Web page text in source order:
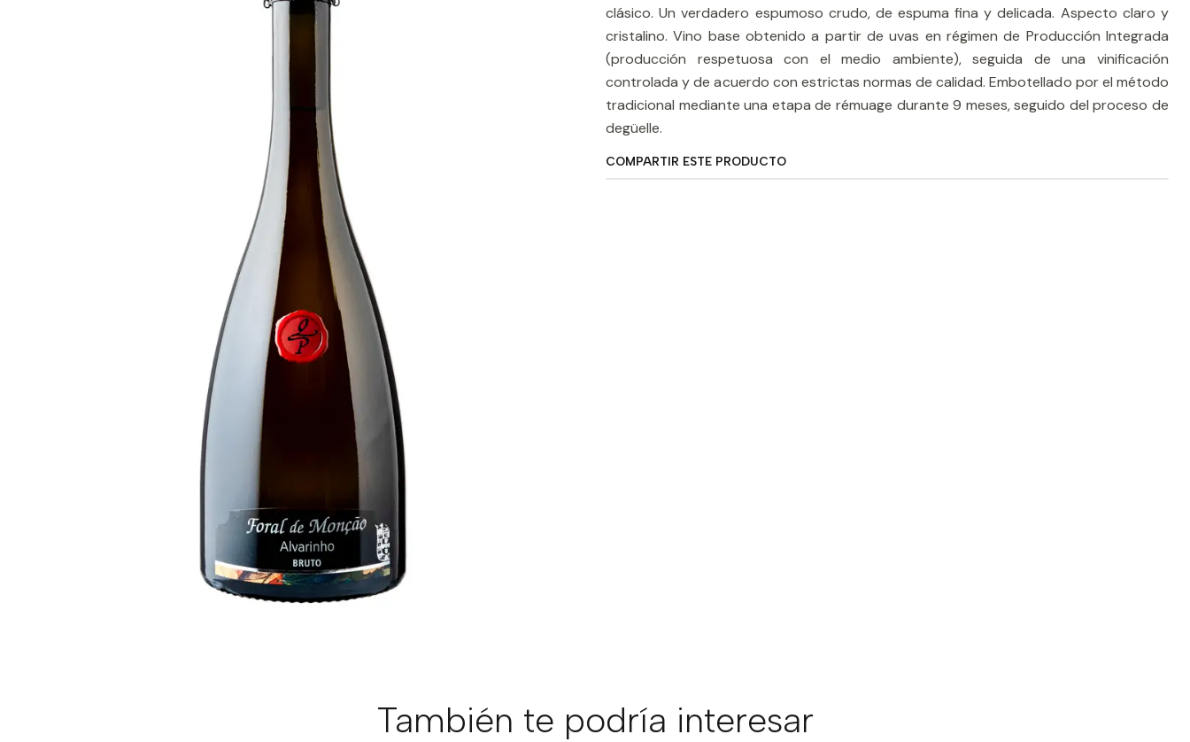
clásico. Un verdadero espumoso crudo, de espuma fina y delicada. Aspecto claro y
cristalino. Vino base obtenido a partir de uvas en régimen de Producción Integrada
(producción respetuosa con el medio ambiente), seguida de una vinificación
controlada y de acuerdo con estrictas normas de calidad. Embotellado por el método
tradicional mediante una etapa de rémuage durante 9 meses, seguido del proceso de
degüelle.
COMPARTIR ESTE PRODUCTO
También te podría interesar